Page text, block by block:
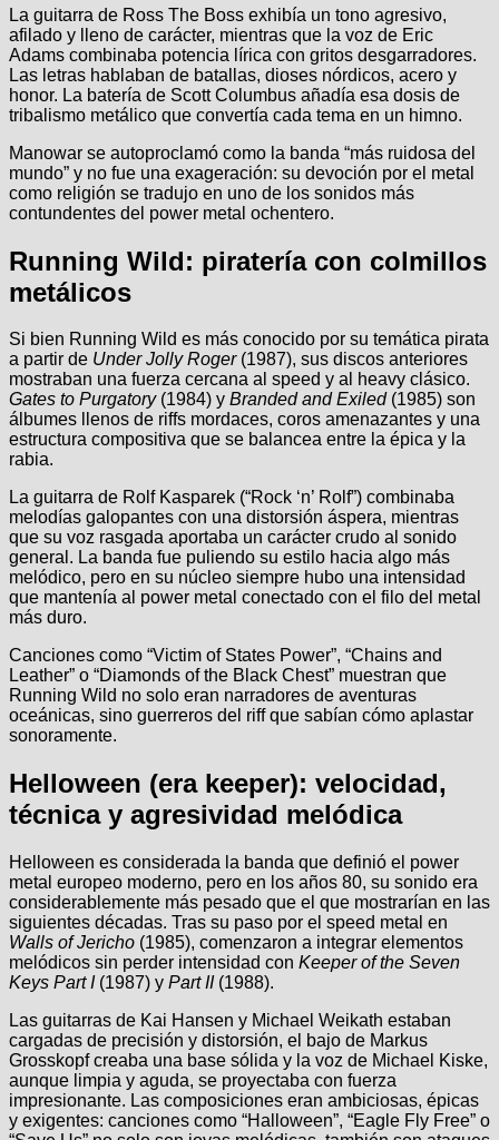
La guitarra de Ross The Boss exhibía un tono agresivo,
afilado y lleno de carácter, mientras que la voz de Eric
Adams combinaba potencia lírica con gritos desgarradores.
Las letras hablaban de batallas, dioses nórdicos, acero y
honor. La batería de Scott Columbus añadía esa dosis de
tribalismo metálico que convertía cada tema en un himno.
Manowar se autoproclamó como la banda “más ruidosa del
mundo” y no fue una exageración: su devoción por el metal
como religión se tradujo en uno de los sonidos más
contundentes del power metal ochentero.
Running Wild: piratería con colmillos
metálicos
Si bien Running Wild es más conocido por su temática pirata
a partir de Under Jolly Roger(1987), sus discos anteriores
mostraban una fuerza cercana al speed y al heavy clásico.
Gates to Purgatory(1984) y Branded and Exiled(1985) son
álbumes llenos de riffs mordaces, coros amenazantes y una
estructura compositiva que se balancea entre la épica y la
rabia.
La guitarra de Rolf Kasparek (“Rock ‘n’ Rolf”) combinaba
melodías galopantes con una distorsión áspera, mientras
que su voz rasgada aportaba un carácter crudo al sonido
general. La banda fue puliendo su estilo hacia algo más
melódico, pero en su núcleo siempre hubo una intensidad
que mantenía al power metal conectado con el filo del metal
más duro.
Canciones como “Victim of States Power”, “Chains and
Leather” o “Diamonds of the Black Chest” muestran que
Running Wild no solo eran narradores de aventuras
oceánicas, sino guerreros del riff que sabían cómo aplastar
sonoramente.
Helloween (era keeper): velocidad,
técnica y agresividad melódica
Helloween es considerada la banda que definió el power
metal europeo moderno, pero en los años 80, su sonido era
considerablemente más pesado que el que mostrarían en las
siguientes décadas. Tras su paso por el speed metal en
Walls of Jericho (1985), comenzaron a integrar elementos
melódicos sin perder intensidad con Keeper of the Seven
Keys Part I(1987) y Part II(1988).
Las guitarras de Kai Hansen y Michael Weikath estaban
cargadas de precisión y distorsión, el bajo de Markus
Grosskopf creaba una base sólida y la voz de Michael Kiske,
aunque limpia y aguda, se proyectaba con fuerza
impresionante. Las composiciones eran ambiciosas, épicas
y exigentes: canciones como “Halloween”, “Eagle Fly Free” o